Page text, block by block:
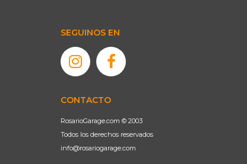
SEGUINOS EN
CONTACTO
RosarioGarage.com © 2003
Todos los derechos reservados
info@rosariogarage.com